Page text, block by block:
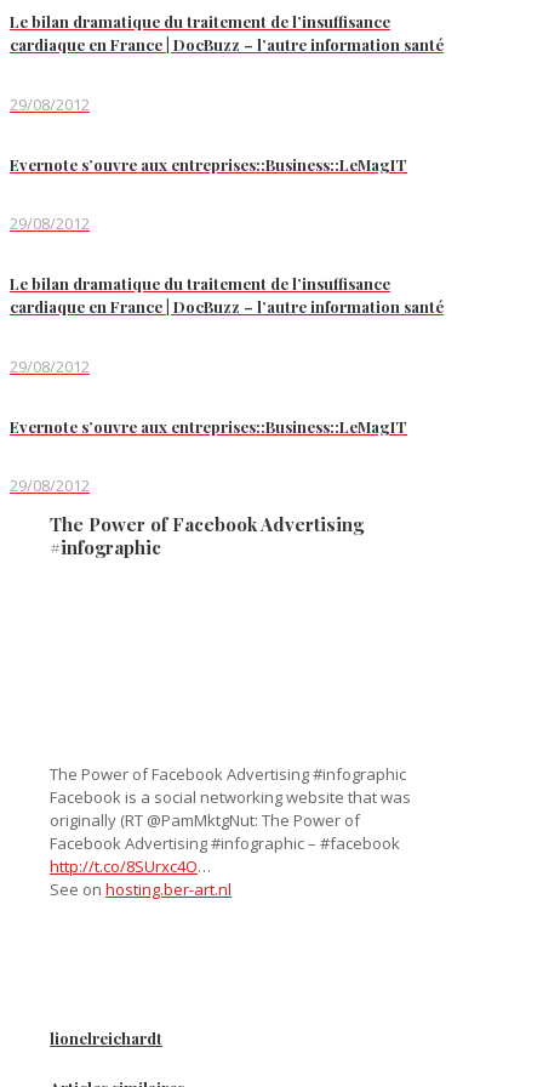
Le bilan dramatique du traitement de l’insuffisance
cardiaque en France | DocBuzz – l’autre information santé
29/08/2012
Evernote s’ouvre aux entreprises::Business::LeMagIT
29/08/2012
Le bilan dramatique du traitement de l’insuffisance
cardiaque en France | DocBuzz – l’autre information santé
29/08/2012
Evernote s’ouvre aux entreprises::Business::LeMagIT
29/08/2012
The Power of Facebook Advertising
#infographic
The Power of Facebook Advertising #infographic
Facebook is a social networking website that was
originally (RT @PamMktgNut: The Power of
Facebook Advertising #infographic – #facebook
http://t.co/8SUrxc4O…
See on hosting.ber-art.nl
lionelreichardt